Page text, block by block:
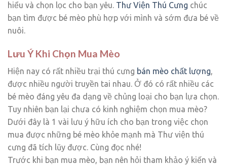
hiểu và chọn lọc cho bạn yêu. Thư Viện Thú Cưng chúc
bạn tìm được bé mèo phù hợp với mình và sớm đưa bé về
nuôi.
Lưu Ý Khi Chọn Mua Mèo
Hiện nay có rất nhiều trại thú cưng bán mèo chất lượng,
được nhiều người truyền tai nhau. Ở đó có rất nhiều các
bé mèo đáng yêu đa dạng về chủng loại cho bạn lựa chọn.
Tuy nhiên bạn lại chưa có kinh nghiệm chọn mua mèo?
Dưới đây là 1 vài lưu ý hữu ích cho bạn trong việc chọn
mua được những bé mèo khỏe mạnh mà Thư viện thú
cưng đã tích lũy được. Cùng đọc nhé!
Trước khi bạn mua mèo, bạn nên hỏi tham khảo ý kiến và